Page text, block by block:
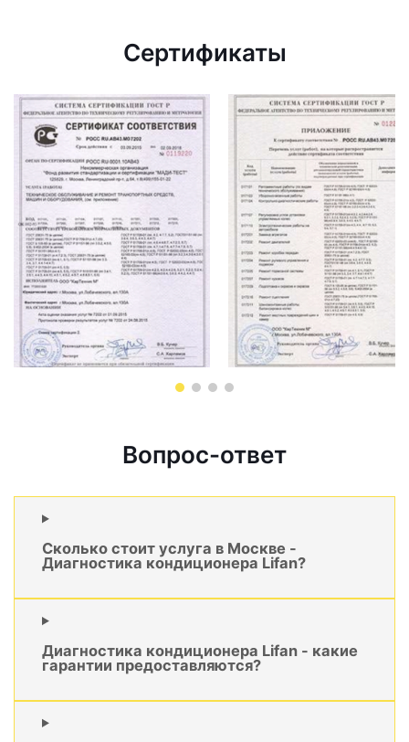
Сертификаты
Вопрос-ответ
Сколько стоит услуга в Москве -
Диагностика кондиционера Lifan?
Диагностика кондиционера Lifan - какие
гарантии предоставляются?